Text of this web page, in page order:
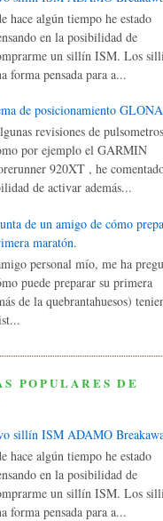
hace algún tiempo he estado
en la posibilidad de
un sillín ISM. Los
forma pensada para a...
de posicionamiento
revisiones de
por ejemplo el GARMIN
920XT , he
de activar además...
de un amigo de cómo
maratón.
personal mío, me ha
puede preparar su primera
de la quebrantahuesos)
POPULARES DE
sillín ISM ADAMO
hace algún tiempo he estado
en la posibilidad de
un sillín ISM. Los
forma pensada para a...